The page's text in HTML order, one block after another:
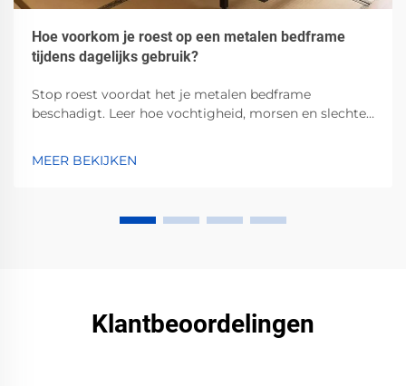
Hoe voorkom je roest op een metalen bedframe
tijdens dagelijks gebruik?
Stop roest voordat het je metalen bedframe
beschadigt. Leer hoe vochtigheid, morsen en slechte
Bescherm nu jouw investering.
MEER BEKIJKEN
Klantbeoordelingen